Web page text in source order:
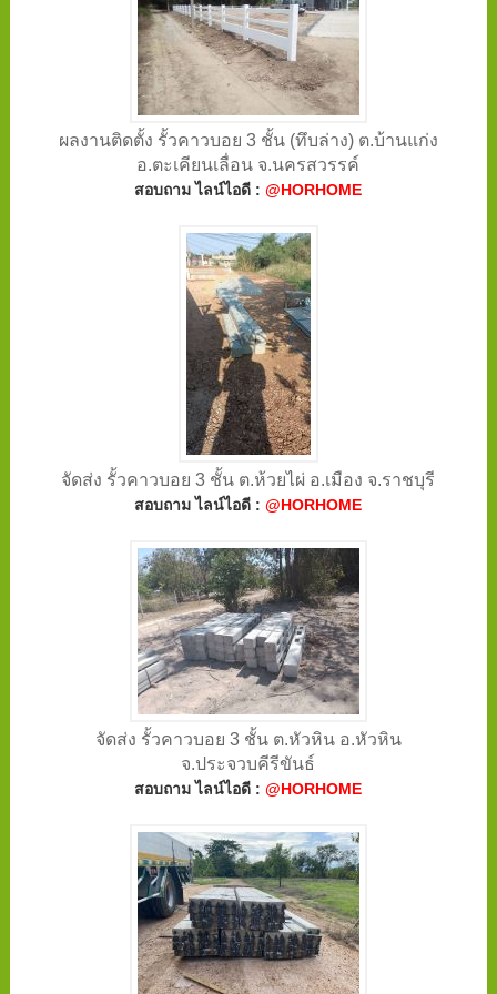
ผลงานติดตั้ง รั้วคาวบอย 3 ชั้น (ทึบล่าง) ต.บ้านแก่ง
อ.ตะเคียนเลื่อน จ.นครสวรรค์
สอบถาม ไลน์ไอดี :@HORHOME
จัดส่ง รั้วคาวบอย 3 ชั้น ต.ห้วยไผ่ อ.เมือง จ.ราชบุรี
สอบถาม ไลน์ไอดี :@HORHOME
จัดส่ง รั้วคาวบอย 3 ชั้น ต.หัวหิน อ.หัวหิน
จ.ประจวบคีรีขันธ์
สอบถาม ไลน์ไอดี :@HORHOME